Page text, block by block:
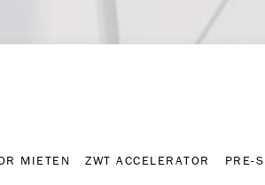
MIETEN ZWT ACCELERATOR PRE-